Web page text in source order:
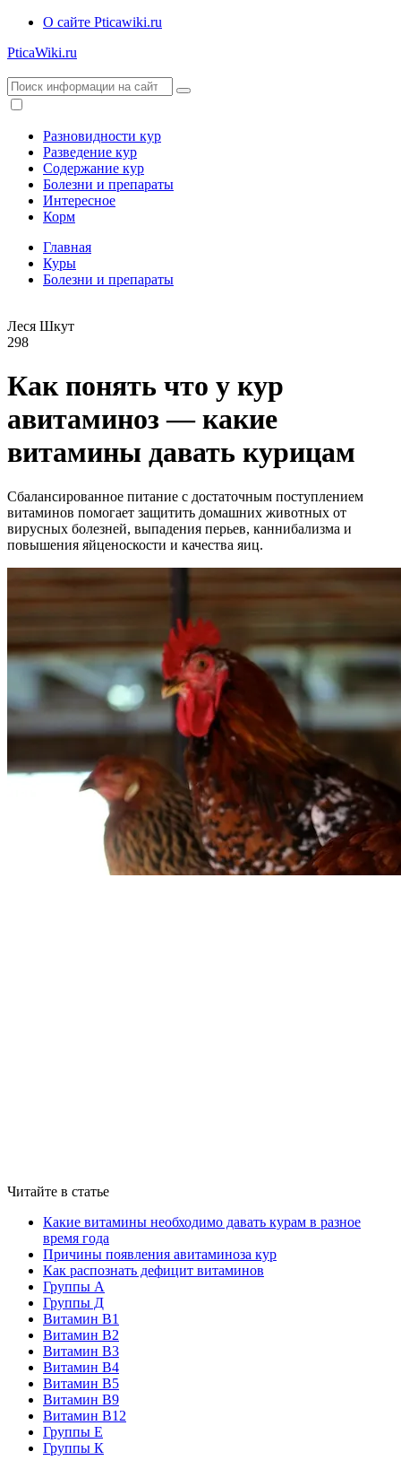
О сайте Pticawiki.ru
PticaWiki.ru
Разновидности кур
Разведение кур
Содержание кур
Болезни и препараты
Интересное
Корм
Главная
Куры
Болезни и препараты
Леся Шкут
298
Как понять что у кур
авитаминоз — какие
витамины давать курицам
Сбалансированное питание с достаточным поступлением
витаминов помогает защитить домашних животных от
вирусных болезней, выпадения перьев, каннибализма и
повышения яйценоскости и качества яиц.
Читайте в статье
Какие витамины необходимо давать курам в разное
время года
Причины появления авитаминоза кур
Как распознать дефицит витаминов
Группы А
Группы Д
Витамин В1
Витамин В2
Витамин В3
Витамин В4
Витамин В5
Витамин В9
Витамин В12
Группы Е
Группы К